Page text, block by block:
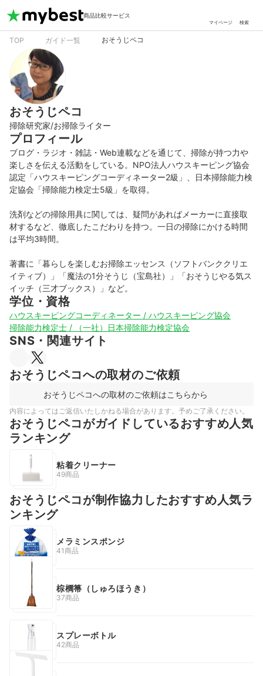
商品比較サービス
マイページ 検索
TOP ガイド一覧 おそうじペコ
おそうじペコ
掃除研究家/お掃除ライター
プロフィール
ブログ・ラジオ・雑誌・Web連載などを通じて、掃除が持つ力や
楽しさを伝える活動をしている。NPO法人ハウスキーピング協会
認定「ハウスキーピングコーディネーター2級」、日本掃除能力検
定協会「掃除能力検定士5級」を取得。
洗剤などの掃除用具に関しては、疑問があればメーカーに直接取
材するなど、徹底したこだわりを持つ。一日の掃除にかける時間
は平均3時間。
著書に「暮らしを楽しむお掃除エッセンス（ソフトバンククリエ
イティブ）」「魔法の1分そうじ（宝島社）」「おそうじやる気ス
イッチ（三才ブックス）」など。
学位・資格
ハウスキーピングコーディネーター / ハウスキーピング協会
掃除能力検定士 / （一社）日本掃除能力検定協会
SNS・関連サイト
おそうじペコへの取材のご依頼
おそうじペコへの取材のご依頼はこちらから
内容によってはご返信いたしかねる場合があります。予めご了承ください。
おそうじペコがガイドしているおすすめ人気
ランキング
粘着クリーナー
49商品
おそうじペコが制作協力したおすすめ人気ラ
ンキング
メラミンスポンジ
41商品
棕櫚箒（しゅろほうき）
37商品
スプレーボトル
42商品